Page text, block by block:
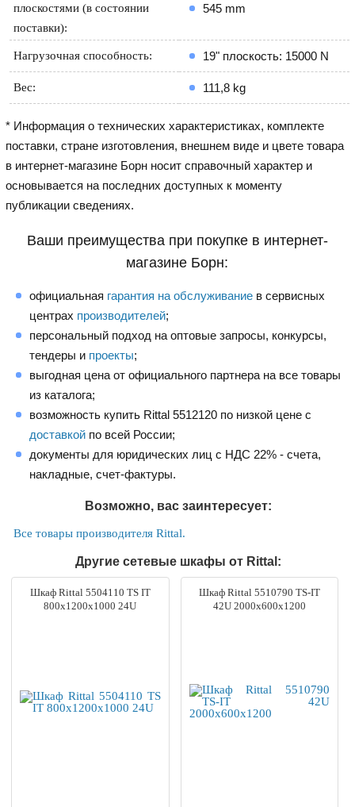
плоскостями (в состоянии
поставки):
545 mm
Нагрузочная способность: 19" плоскость: 15000 N
Вес: 111,8 kg
* Информация о технических характеристиках, комплекте
поставки, стране изготовления, внешнем виде и цвете товара
в интернет-магазине Борн носит справочный характер и
основывается на последних доступных к моменту
публикации сведениях.
Ваши преимущества при покупке в интернет-
магазине Борн:
официальная гарантия на обслуживание в сервисных
центрах производителей;
персональный подход на оптовые запросы, конкурсы,
тендеры и проекты;
выгодная цена от официального партнера на все товары
из каталога;
возможность купить Rittal 5512120 по низкой цене с
доставкой по всей России;
документы для юридических лиц с НДС 22% - счета,
накладные, счет-фактуры.
Возможно, вас заинтересует:
Все товары производителя Rittal.
Другие сетевые шкафы от Rittal:
Шкаф Rittal 5504110 TS IT
800x1200x1000 24U
Шкаф Rittal 5510790 TS-IT
42U 2000x600x1200